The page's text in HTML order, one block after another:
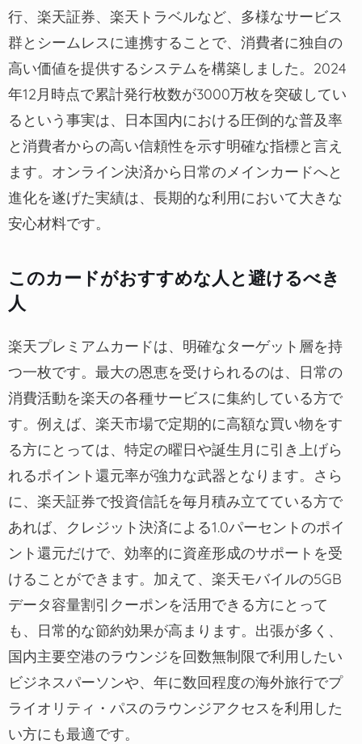
行、楽天証券、楽天トラベルなど、多様なサービス
群とシームレスに連携することで、消費者に独自の
高い価値を提供するシステムを構築しました。2024
年12月時点で累計発行枚数が3000万枚を突破してい
るという事実は、日本国内における圧倒的な普及率
と消費者からの高い信頼性を示す明確な指標と言え
ます。オンライン決済から日常のメインカードへと
進化を遂げた実績は、長期的な利用において大きな
安心材料です。
このカードがおすすめな人と避けるべき
人
楽天プレミアムカードは、明確なターゲット層を持
つ一枚です。最大の恩恵を受けられるのは、日常の
消費活動を楽天の各種サービスに集約している方で
す。例えば、楽天市場で定期的に高額な買い物をす
る方にとっては、特定の曜日や誕生月に引き上げら
れるポイント還元率が強力な武器となります。さら
に、楽天証券で投資信託を毎月積み立てている方で
あれば、クレジット決済による1.0パーセントのポイ
ント還元だけで、効率的に資産形成のサポートを受
けることができます。加えて、楽天モバイルの5GB
データ容量割引クーポンを活用できる方にとって
も、日常的な節約効果が高まります。出張が多く、
国内主要空港のラウンジを回数無制限で利用したい
ビジネスパーソンや、年に数回程度の海外旅行でプ
ライオリティ・パスのラウンジアクセスを利用した
い方にも最適です。